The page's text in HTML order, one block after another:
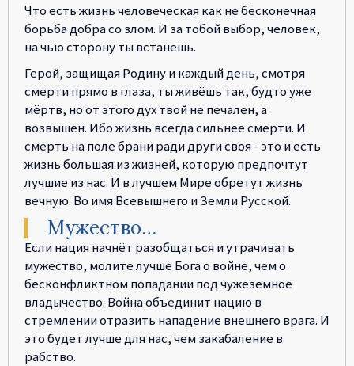
Что есть жизнь человеческая как не бесконечная
борьба добра со злом. И за тобой выбор, человек,
на чью сторону ты встанешь.
Герой, защищая Родину и каждый день, смотря
смерти прямо в глаза, ты живёшь так, будто уже
мёртв, но от этого дух твой не печален, а
возвышен. Ибо жизнь всегда сильнее смерти. И
смерть на поле брани ради други своя - это и есть
жизнь большая из жизней, которую предпочтут
лучшие из нас. И в лучшем Мире обретут жизнь
вечную. Во имя Всевышнего и Земли Русской.
Мужество…
Если нация начнёт разобщаться и утрачивать
мужество, молите лучше Бога о войне, чем о
бесконфликтном попадании под чужеземное
владычество. Война объединит нацию в
стремлении отразить нападение внешнего врага. И
это будет лучше для нас, чем закабаление в
рабство.